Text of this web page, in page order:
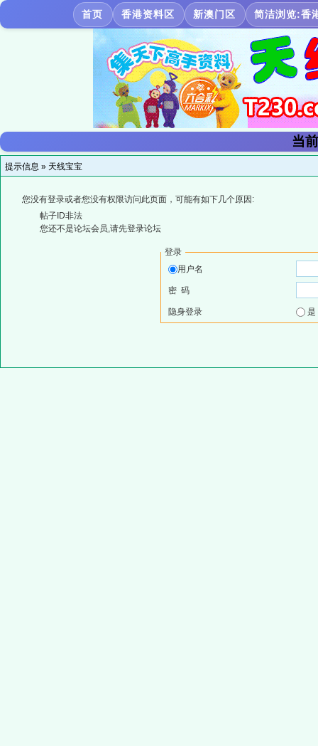
首页 香港资料区 新澳门区 简洁浏览:香
当
提示信息 » 天线宝宝
您没有登录或者您没有权限访问此页面，可能有如下几个原因:
帖子ID非法
您还不是论坛会员,请先登录论坛
登录
用户名
密 码
隐身登录